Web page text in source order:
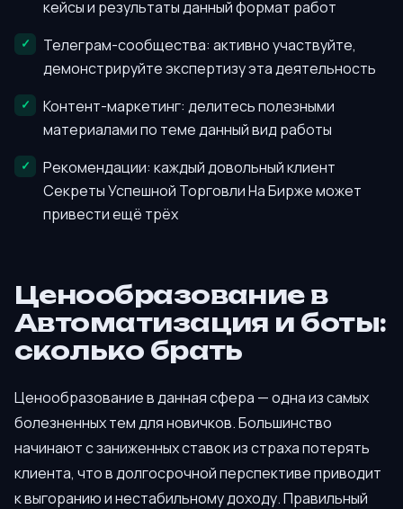
кейсы и результаты данный формат работ
Телеграм-сообщества: активно участвуйте,
демонстрируйте экспертизу эта деятельность
Контент-маркетинг: делитесь полезными
материалами по теме данный вид работы
Рекомендации: каждый довольный клиент
Секреты Успешной Торговли На Бирже может
привести ещё трёх
Ценообразование в
Автоматизация и боты:
сколько брать
Ценообразование в данная сфера — одна из самых
болезненных тем для новичков. Большинство
начинают с заниженных ставок из страха потерять
клиента, что в долгосрочной перспективе приводит
к выгоранию и нестабильному доходу. Правильный